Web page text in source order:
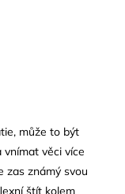
může to být
věci více
zas známý svou
štít kolem